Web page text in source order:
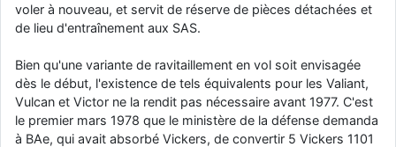
voler à nouveau, et servit de réserve de pièces détachées et
de lieu d'entraînement aux SAS.
Bien qu'une variante de ravitaillement en vol soit envisagée
dès le début, l'existence de tels équivalents pour les Valiant,
Vulcan et Victor ne la rendit pas nécessaire avant 1977. C'est
le premier mars 1978 que le ministère de la défense demanda
à BAe, qui avait absorbé Vickers, de convertir 5 Vickers 1101